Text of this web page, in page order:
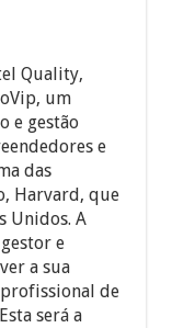
Quality,
um
e gestão
e
das
Harvard, que
Unidos. A
e
a sua
de
será a